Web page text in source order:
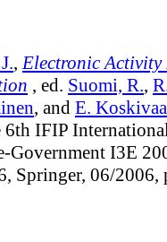
, Electronic
, ed. Suomi, R.,
, and E.
IFIP
Government I3E
Springer, 06/2006,